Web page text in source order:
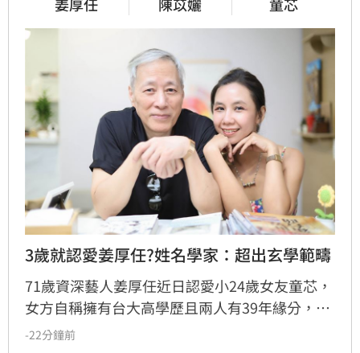
3歲就認愛姜厚任?姓名學家：超出玄學範疇
71歲資深藝人姜厚任近日認愛小24歲女友童芯，
女方自稱擁有台大高學歷且兩人有39年緣分，引
發熱議。隨後女方過往背景遭網友起底，包括多
-22分鐘前